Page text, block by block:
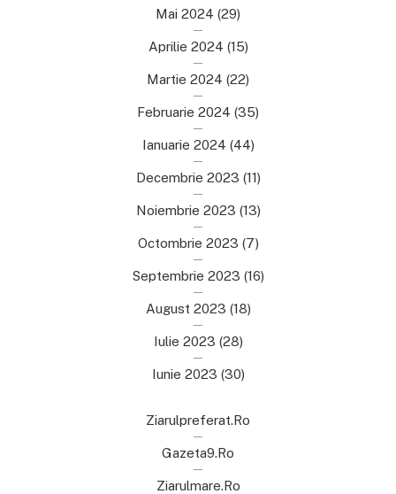
Mai 2024 (29)
Aprilie 2024 (15)
Martie 2024 (22)
Februarie 2024 (35)
Ianuarie 2024 (44)
Decembrie 2023 (11)
Noiembrie 2023 (13)
Octombrie 2023 (7)
Septembrie 2023 (16)
August 2023 (18)
Iulie 2023 (28)
Iunie 2023 (30)
Ziarulpreferat.ro
Gazeta9.ro
Ziarulmare.ro